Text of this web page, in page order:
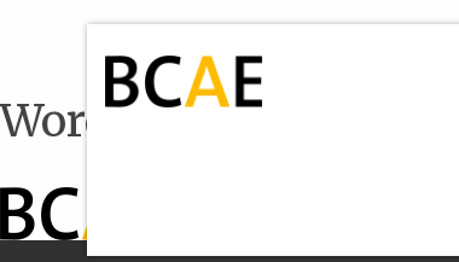
WordPress seed theme